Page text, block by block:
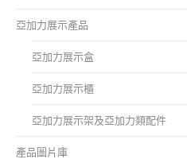
亞加力展示產品
亞加力展示盒
亞加力展示櫃
亞加力展示架及亞加力類配件
產品圖片庫